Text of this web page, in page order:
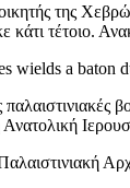
της
κάτι τέτοιο.
Ανατολική